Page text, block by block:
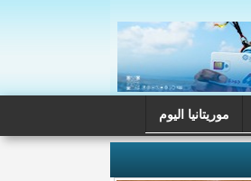
موريتانيا اليوم